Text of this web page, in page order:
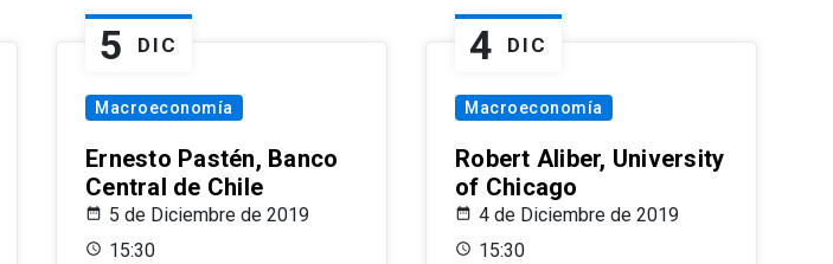
5 DIC
Macroeconomía
Ernesto Pastén, Banco
Central de Chile
5 de Diciembre de 2019
15:30
4 DIC
Macroeconomía
Robert Aliber, University
of Chicago
4 de Diciembre de 2019
15:30